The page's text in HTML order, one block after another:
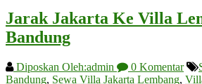
Jarak Jakarta Ke Villa
Bandung
Diposkan Oleh:admin 0 Komentar
Bandung, Sewa Villa Jakarta Lembang,